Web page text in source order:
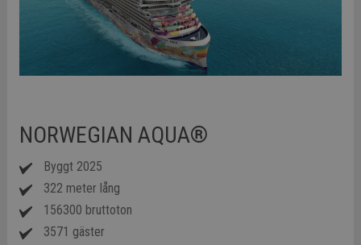
NORWEGIAN AQUA®
Byggt 2025
322 meter lång
156300 bruttoton
3571 gäster